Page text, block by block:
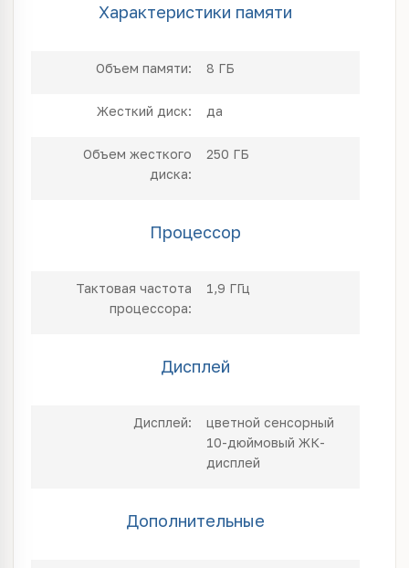
Характеристики памяти
Объем памяти: 8 ГБ
Жесткий диск: да
Объем жесткого
диска:
250 ГБ
Процессор
Тактовая частота
процессора:
1,9 ГГц
Дисплей
Дисплей:
цветной сенсорный
10-дюймовый ЖК-
дисплей
Дополнительные